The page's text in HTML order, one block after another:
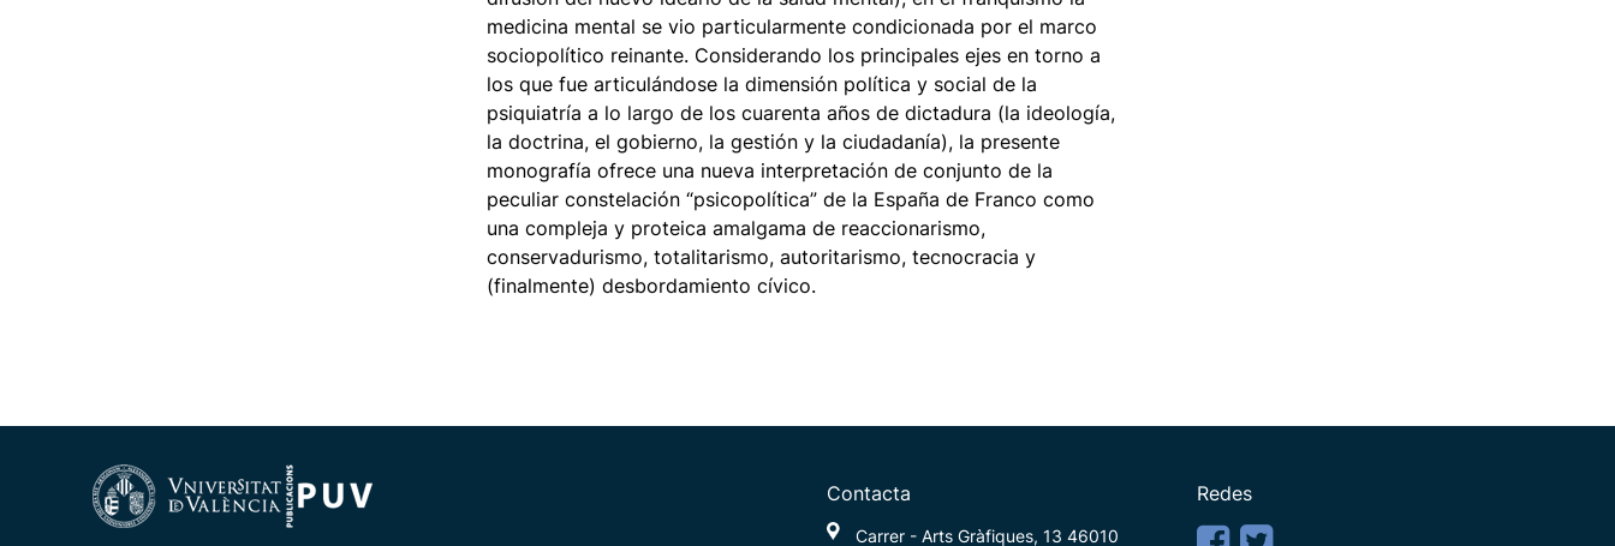
medicina mental se vio particularmente condicionada por el marco
sociopolítico reinante. Considerando los principales ejes en torno a
los que fue articulándose la dimensión política y social de la
psiquiatría a lo largo de los cuarenta años de dictadura (la ideología,
la doctrina, el gobierno, la gestión y la ciudadanía), la presente
monografía ofrece una nueva interpretación de conjunto de la
peculiar constelación “psicopolítica” de la España de Franco como
una compleja y proteica amalgama de reaccionarismo,
conservadurismo, totalitarismo, autoritarismo, tecnocracia y
(finalmente) desbordamiento cívico.
Contacta
Carrer - Arts Gràfiques, 13 46010
Redes